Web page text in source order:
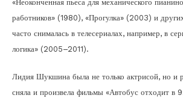
«Неоконченная пьеса для механического
работников» (1980), «Прогулка» (2003) и
часто снималась в телесериалах, например, в
логика» (2005–2011).
Лидия Шукшина была не только актрисой, но и
сняла и произвела фильмы «Автобус отходит в